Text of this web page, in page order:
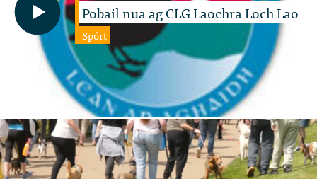
Pobail nua ag CLG Laochra Loch Lao
Spórt